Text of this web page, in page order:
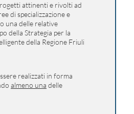
attinenti e rivolti ad
di specializzazione e
una delle relative
della Strategia per la
della Regione Friuli
realizzati in forma
almeno una delle